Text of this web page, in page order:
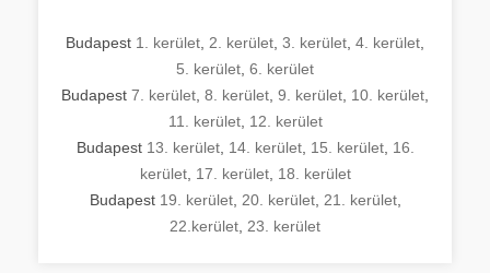
Budapest 1. kerület 2. kerület 3. kerület 4. kerület
5. kerület 6. kerület
Budapest 7. kerület 8. kerület 9. kerület 10. kerület
11. kerület, 12. kerület
Budapest 13. kerület, 14. kerület, 15. kerület, 16.
kerület, 17. kerület, 18. kerület
Budapest 19. kerület, 20. kerület, 21. kerület,
22.kerület 23. kerület